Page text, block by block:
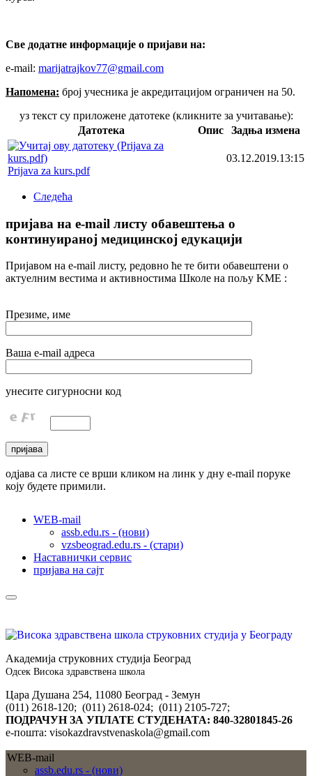
Све додатне информације o пријави на:
e-mail: marijatrajkov77@gmail.com
Напомена: број учесника је акредитацијом ограничен на 50.
уз текст су приложене датотеке (кликните за учитавање):
Датотека
Опис Задња измена
Prijava za kurs.pdf
03.12.2019.13:15
Следећа
пријава на e-mail листу обавештења о
континуираној медицинској едукацији
Пријавом на e-mail листу, редовно ће те бити обавештени о
актуелним вестима и активностима Школе на пољу KME :
Презиме, име
Ваша e-mail адреса
унесите сигурносни код
одјава са листе се врши кликом на линк у дну e-mail поруке
коју будете примили.
WEB-mail
assb.edu.rs - (нови)
vzsbeograd.edu.rs - (стари)
Наставнички сервис
пријава на сајт
Академија струковних студија Београд
Одсек Висока здравствена школа
Цара Душана 254, 11080 Београд - Земун
(011) 2618-120; (011) 2618-024; (011) 2105-727;
ПОДРАЧУН ЗА УПЛАТЕ СТУДЕНАТА: 840-32801845-26
е-пошта: visokazdravstvenaskola@gmail.com
WEB-mail
assb.edu.rs - (нови)